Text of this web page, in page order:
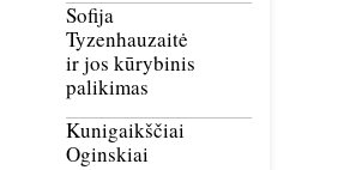
Sofija
Tyzenhauzaitė
ir jos kūrybinis
palikimas
Kunigaikščiai
Oginskiai